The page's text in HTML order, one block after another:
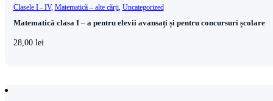
Clasele I - IV, Matematică – alte cărți, Uncategorized
Matematică clasa I – a pentru elevii avansați și pentru concursuri școlare
28,00 lei